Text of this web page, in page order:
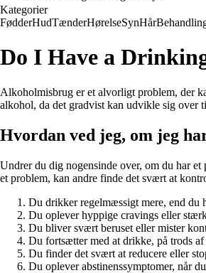
Kategorier
FødderHudTænderHørelseSynHår
Do I Have a
Alkoholmisbrug er et alvorligt problem, der
alkohol, da det gradvist kan udvikle sig over
Hvordan ved jeg, om jeg
Undrer du dig nogensinde over, om du har
et problem, kan andre finde det svært at
Du drikker regelmæssigt mere, end du
Du oplever hyppige cravings eller
Du bliver svært beruset eller mister
Du fortsætter med at drikke, på trods
Du finder det svært at reducere eller
Du oplever abstinenssymptomer, når